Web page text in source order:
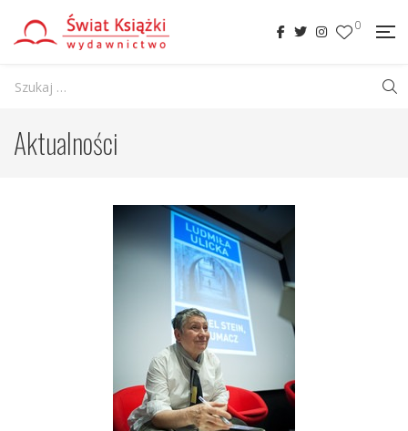
0
Aktualności